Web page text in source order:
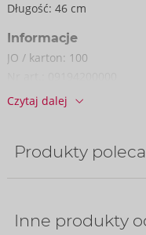
Długość: 46 cm
Informacje
JO / karton: 100
Kod kreskowy:
Czytaj dalej
Produkty
Inne produkty